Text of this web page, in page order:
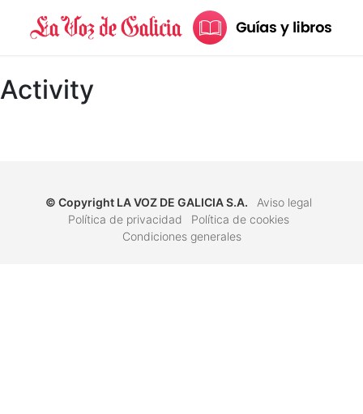
Activity
© Copyright LA VOZ DE GALICIA S.A.
Aviso legal
Política de privacidad
Política de cookies
Condiciones generales